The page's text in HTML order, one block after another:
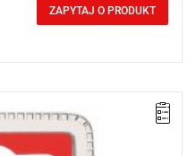
ZAPYTAJ O PRODUKT
przez producenta. Brak